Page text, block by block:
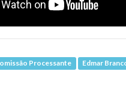
Processante Edmar